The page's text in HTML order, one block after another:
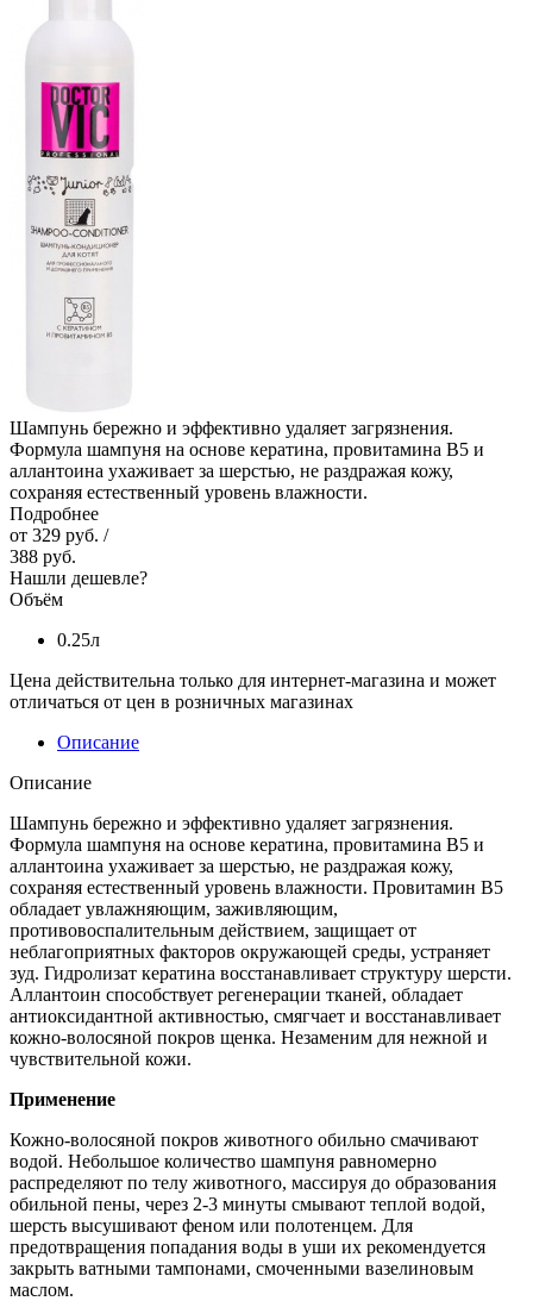
Шампунь бережно и эффективно удаляет загрязнения.
Формула шампуня на основе кератина, провитамина В5 и
аллантоина ухаживает за шерстью, не раздражая кожу,
сохраняя естественный уровень влажности.
Подробнее
от 329 руб. /
388 руб.
Нашли дешевле?
Объём
0.25л
Цена действительна только для интернет-магазина и может
отличаться от цен в розничных магазинах
Описание
Описание
Шампунь бережно и эффективно удаляет загрязнения.
Формула шампуня на основе кератина, провитамина В5 и
аллантоина ухаживает за шерстью, не раздражая кожу,
сохраняя естественный уровень влажности. Провитамин В5
обладает увлажняющим, заживляющим,
противовоспалительным действием, защищает от
неблагоприятных факторов окружающей среды, устраняет
зуд. Гидролизат кератина восстанавливает структуру шерсти.
Аллантоин способствует регенерации тканей, обладает
антиоксидантной активностью, смягчает и восстанавливает
кожно-волосяной покров щенка. Незаменим для нежной и
чувствительной кожи.
Применение
Кожно-волосяной покров животного обильно смачивают
водой. Небольшое количество шампуня равномерно
распределяют по телу животного, массируя до образования
обильной пены, через 2-3 минуты смывают теплой водой,
шерсть высушивают феном или полотенцем. Для
предотвращения попадания воды в уши их рекомендуется
закрыть ватными тампонами, смоченными вазелиновым
маслом.